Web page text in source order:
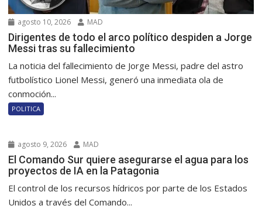
agosto 10, 2026 MAD
Dirigentes de todo el arco político despiden a Jorge
Messi tras su fallecimiento
La noticia del fallecimiento de Jorge Messi, padre del astro
futbolístico Lionel Messi, generó una inmediata ola de
conmoción...
POLITICA
agosto 9, 2026 MAD
El Comando Sur quiere asegurarse el agua para los
proyectos de IA en la Patagonia
El control de los recursos hídricos por parte de los Estados
Unidos a través del Comando...